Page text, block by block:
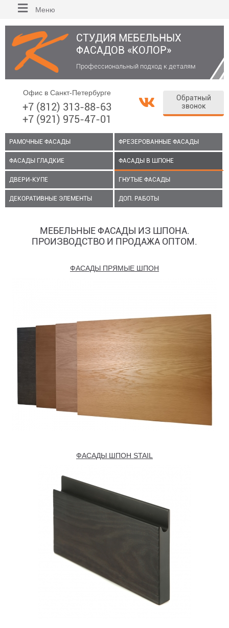
Меню
СТУДИЯ МЕБЕЛЬНЫХ
ФАСАДОВ «КОЛОР»
Профессиональный подход к деталям
Офис в Санкт-Петербурге
+7 (812) 313-88-63
+7 (921) 975-47-01
Обратный
звонок
РАМОЧНЫЕ ФАСАДЫ ФРЕЗЕРОВАННЫЕ ФАСАДЫ
ФАСАДЫ ГЛАДКИЕ ФАСАДЫ В ШПОНЕ
ДВЕРИ-КУПЕ ГНУТЫЕ ФАСАДЫ
ДЕКОРАТИВНЫЕ ЭЛЕМЕНТЫ ДОП. РАБОТЫ
МЕБЕЛЬНЫЕ ФАСАДЫ ИЗ ШПОНА.
ПРОИЗВОДСТВО И ПРОДАЖА ОПТОМ.
ФАСАДЫ ПРЯМЫЕ ШПОН
ФАСАДЫ ШПОН STAIL